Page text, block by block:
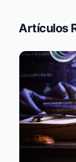
Artículos